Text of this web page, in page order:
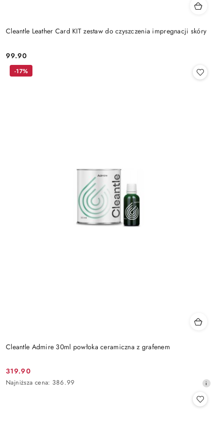
Cleantle Leather Card KIT zestaw do czyszczenia impregnacji skóry
Cena:
99.90
Cleantle Admire 30ml powłoka ceramiczna z grafenem
Cena
promocyjna:
319.90
Najniższa
Najniższa cena: 386.99
-17%